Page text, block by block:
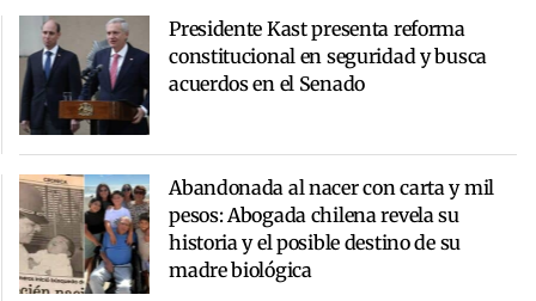
Presidente Kast presenta reforma
constitucional en seguridad y busca
acuerdos en el Senado
Abandonada al nacer con carta y mil
pesos: Abogada chilena revela su
historia y el posible destino de su
madre biológica